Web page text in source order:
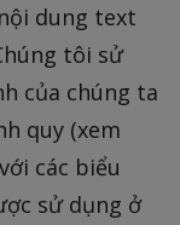
dung text
tôi sử
của chúng ta
quy (xem
các biểu
sử dụng ở